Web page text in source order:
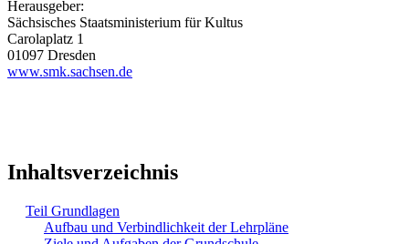
Herausgeber:
Sächsisches Staatsministerium für Kultus
Carolaplatz 1
01097 Dresden
www.smk.sachsen.de
Inhaltsverzeichnis
Teil Grundlagen
Aufbau und Verbindlichkeit der Lehrpläne